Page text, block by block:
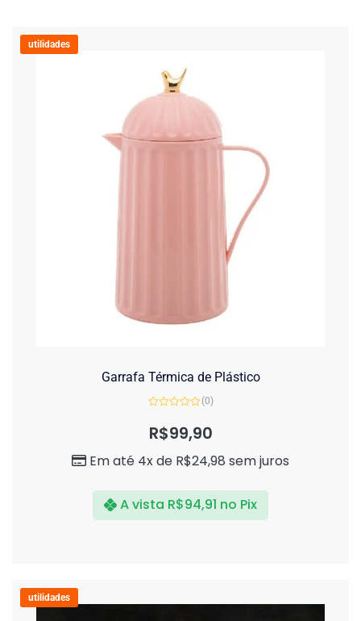
utilidades
Garrafa Térmica de Plástico
de
(0)
R$99,90
Em até 4x de R$24,98 sem juros
A vista R$94,91 no Pix
utilidades